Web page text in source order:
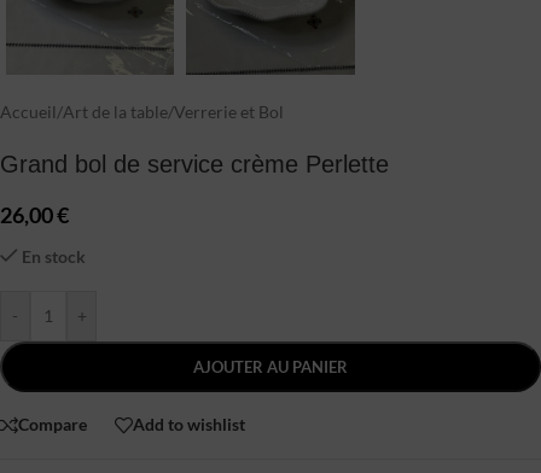
Accueil/Art de la table/Verrerie et Bol
Grand bol de service crème Perlette
26,00€
En stock
- +
AJOUTER AU PANIER
Compare Add to wishlist